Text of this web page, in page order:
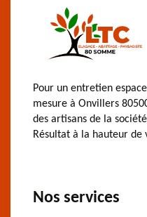
Pour un entretien
mesure à Onvillers
des artisans de la
Résultat à la hauteur de
Nos services